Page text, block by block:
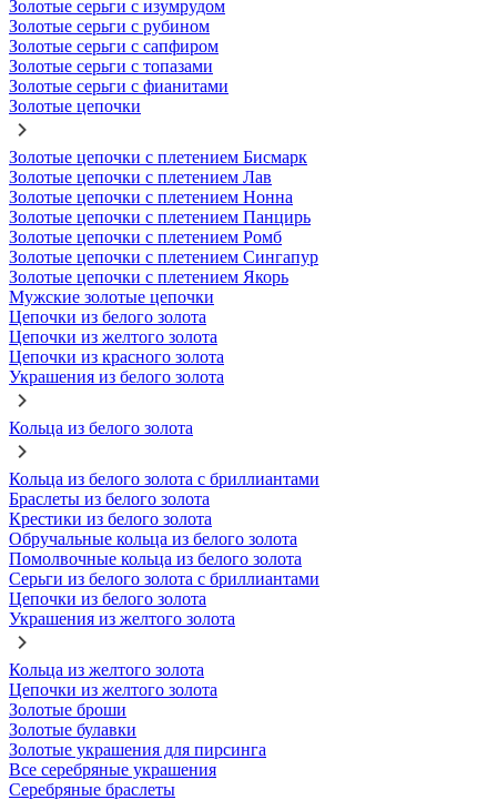
Золотые серьги с изумрудом
Золотые серьги с рубином
Золотые серьги с сапфиром
Золотые серьги с топазами
Золотые серьги с фианитами
Золотые цепочки
Золотые цепочки с плетением Бисмарк
Золотые цепочки с плетением Лав
Золотые цепочки с плетением Нонна
Золотые цепочки с плетением Панцирь
Золотые цепочки с плетением Ромб
Золотые цепочки с плетением Сингапур
Золотые цепочки с плетением Якорь
Мужские золотые цепочки
Цепочки из белого золота
Цепочки из желтого золота
Цепочки из красного золота
Украшения из белого золота
Кольца из белого золота
Кольца из белого золота с бриллиантами
Браслеты из белого золота
Крестики из белого золота
Обручальные кольца из белого золота
Помолвочные кольца из белого золота
Серьги из белого золота с бриллиантами
Цепочки из белого золота
Украшения из желтого золота
Кольца из желтого золота
Цепочки из желтого золота
Золотые броши
Золотые булавки
Золотые украшения для пирсинга
Все серебряные украшения
Серебряные браслеты